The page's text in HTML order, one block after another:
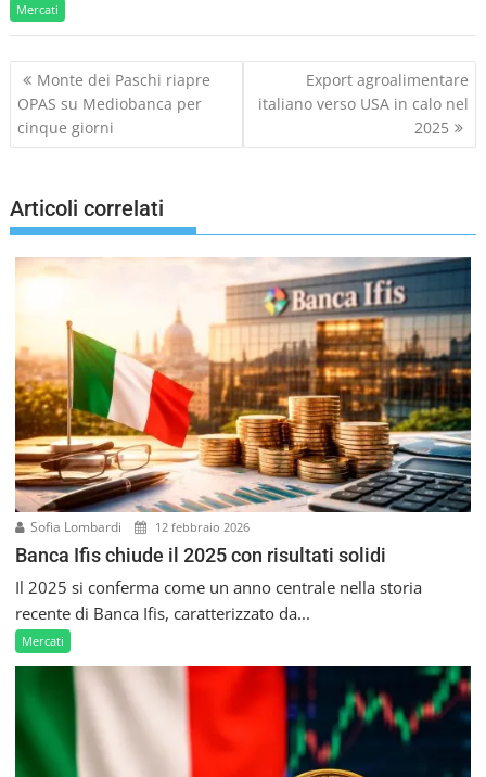
Mercati
N
a
v
i
a
z
o
a
r
t
i
c
o
l
i
Monte dei Paschi riapre
OPAS su Mediobanca per
cinque giorni
Export agroalimentare
italiano verso USA in calo nel
2025
Articoli correlati
Sofia Lombardi 12 febbraio 2026
Banca Ifis chiude il 2025 con risultati solidi
Il 2025 si conferma come un anno centrale nella storia
recente di Banca Ifis, caratterizzato da...
Mercati